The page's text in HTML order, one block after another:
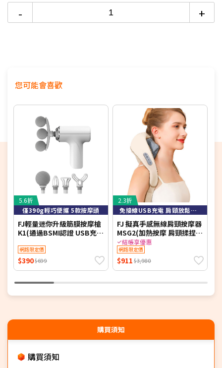
24期
$2,624
18家銀行/業者
- +
您可能會喜歡
5.6折
僅390g輕巧便攜 5款按摩頭
FJ輕量迷你升級筋膜按摩槍
K1(通過BSMI認證 USB充電
網路限定價
$390$699
2.3折
免接線USB充電 肩頸放鬆方便攜帶使用
FJ 擬真手感無線肩頸按摩器
MSG2(加熱按摩 肩頸揉捏
禮品送禮必推 BSMI認證)
結帳享優惠
網路限定價
$911 $3,980
購買須知
購買須知